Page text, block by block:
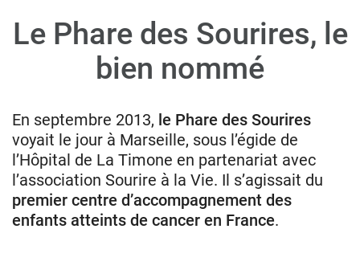
Donateurs
Presse
Le Phare des Sourires, le
bien nommé
En septembre 2013, le Phare des Sourires
voyait le jour à Marseille, sous l’égide de
l’Hôpital de La Timone en partenariat avec
l’association Sourire à la Vie. Il s’agissait du
premier centre d’accompagnement des
enfants atteints de cancer en France.